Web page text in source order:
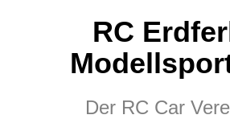
RC
Der RC Car